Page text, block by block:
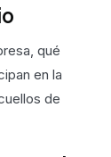
qué
en la
de